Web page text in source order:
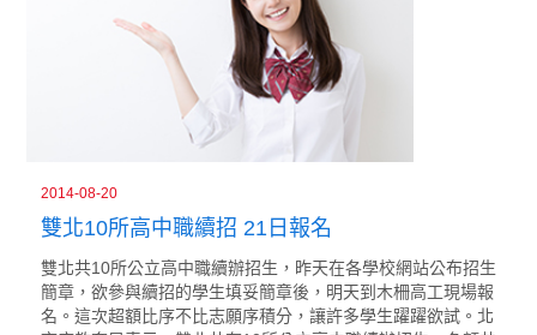
2014-08-20
雙北10所高中職續招 21日報名
雙北共10所公立高中職續辦招生，昨天在各學校網站公布招生
簡章，欲參與續招的學生填妥簡章後，明天到木柵高工現場報
名。這次超額比序不比志願序積分，讓許多學生躍躍欲試。北